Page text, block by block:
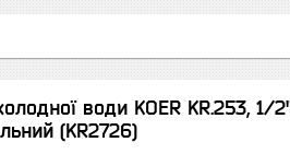
води KOER KR.253, 1/
(KR2726)